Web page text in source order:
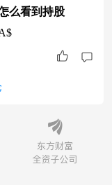
么看到持股